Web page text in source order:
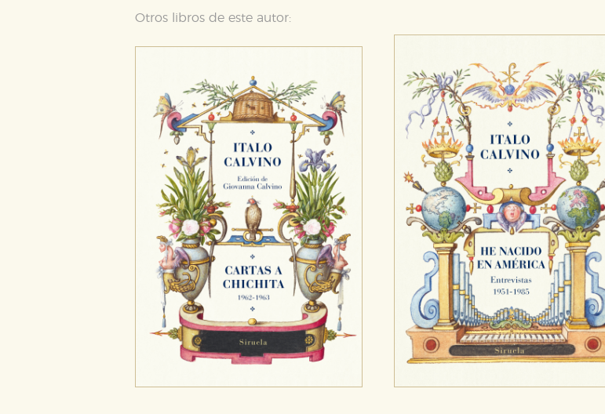
Otros libros de este autor: